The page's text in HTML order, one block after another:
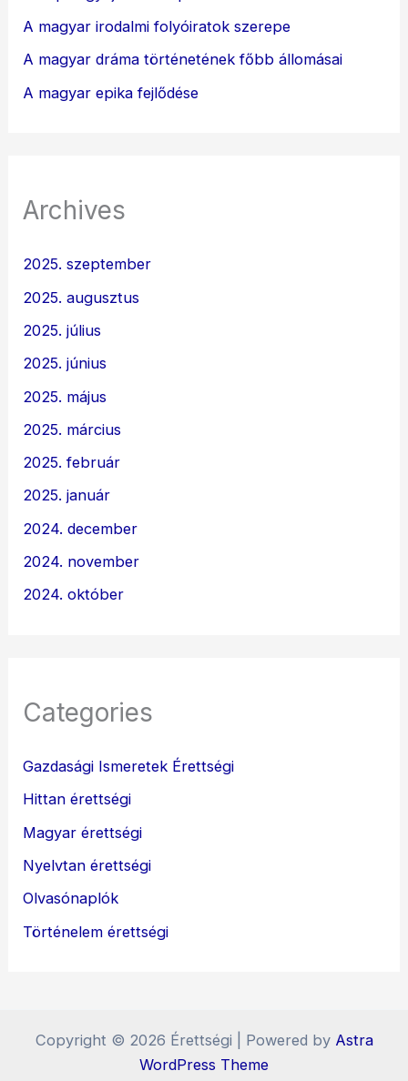
A magyar irodalmi folyóiratok szerepe
A magyar dráma történetének főbb állomásai
A magyar epika fejlődése
Archives
2025. szeptember
2025. augusztus
2025. július
2025. június
2025. május
2025. március
2025. február
2025. január
2024. december
2024. november
2024. október
Categories
Gazdasági Ismeretek Érettségi
Hittan érettségi
Magyar érettségi
Nyelvtan érettségi
Olvasónaplók
Történelem érettségi
Copyright © 2026 Érettségi | Powered by Astra
WordPress Theme